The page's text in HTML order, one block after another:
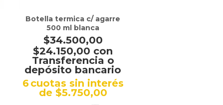
Botella termica c/ agarre
500 ml blanca
$34.500,00
$24.150,00 con
Transferencia o
depósito bancario
6cuotas sin interés
de $5.750,00